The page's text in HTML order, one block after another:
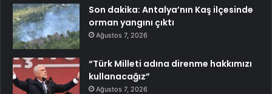
Son dakika: Antalya’nın Kaş ilçesinde
orman yangını çıktı
Ağustos 7, 2026
“Türk Milleti adına direnme hakkımızı
kullanacağız”
Ağustos 7, 2026